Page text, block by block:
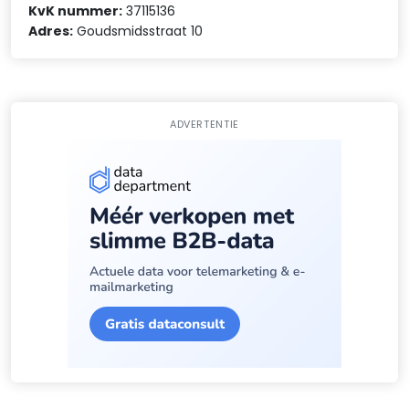
KvK nummer: 37115136
Adres: Goudsmidsstraat 10
ADVERTENTIE